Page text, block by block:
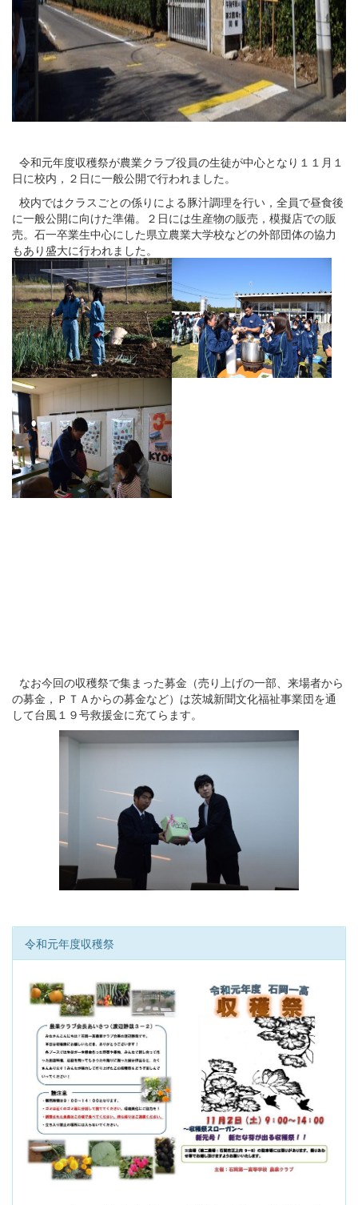
令和元年度収穫祭が農業クラブ役員の生徒が中心となり１１月１
日に校内，２日に一般公開で行われました。
校内ではクラスごとの係りによる豚汁調理を行い，全員で昼食後
に一般公開に向けた準備。２日には生産物の販売，模擬店での販
売。石一卒業生中心にした県立農業大学校などの外部団体の協力
もあり盛大に行われました。
なお今回の収穫祭で集まった募金（売り上げの一部、来場者から
の募金，ＰＴＡからの募金など）は茨城新聞文化福祉事業団を通
して台風１９号救援金に充てらます。
令和元年度収穫祭